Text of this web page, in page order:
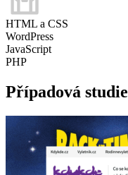
HTML a CSS
WordPress
JavaScript
PHP
Případová studie